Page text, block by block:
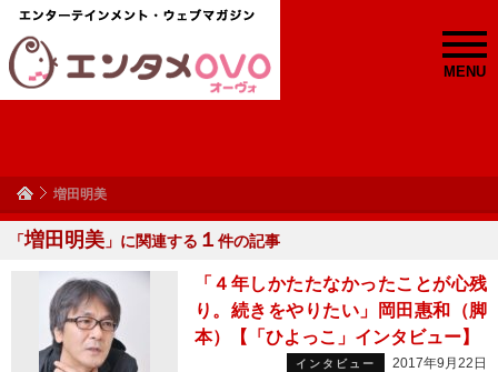
MENU
増田明美
「増田明美 」に関連する １ 件の記事
「４年しかたたなかったことが心残
り。続きをやりたい」岡田惠和（脚
本）【「ひよっこ」インタビュー】
インタビュー 2017年9月22日